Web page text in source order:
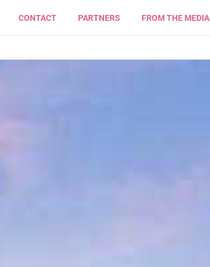
CONTACT PARTNERS FROM THE MEDIA